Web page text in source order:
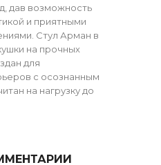
дав возможность
и приятными
Стул Арман в
на прочных
для
с осознанным
на нагрузку до